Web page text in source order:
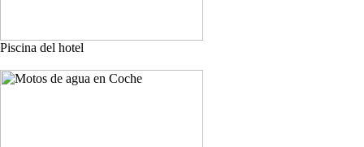
Piscina del hotel